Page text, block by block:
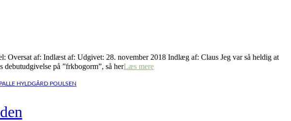
af: Indlæst af: Udgivet: 28. november 2018 Indlæg af: Claus Jeg var så heldig at
på ”frkbogorm”, så herLæs mere
PALLE HYLDGÅRD POULSEN